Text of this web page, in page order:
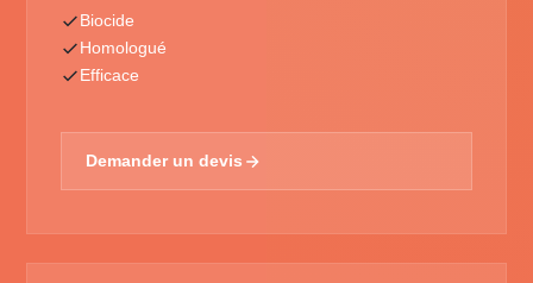
Biocide
Homologué
Efficace
Demander un devis